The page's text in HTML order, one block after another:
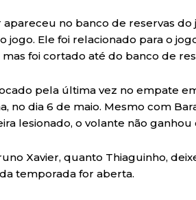
no banco de reservas do
jogo. Ele foi relacionado para o
mas foi cortado até do banco de
pela última vez no empate
no dia 6 de maio. Mesmo com
lesionado, o volante não
Xavier, quanto Thiaguinho,
temporada for aberta.